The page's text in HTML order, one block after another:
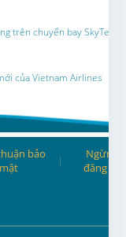
trên chuyến bay SkyTeam
của Vietnam Airlines
bảo
mật
|
Ngừng
đăng ký